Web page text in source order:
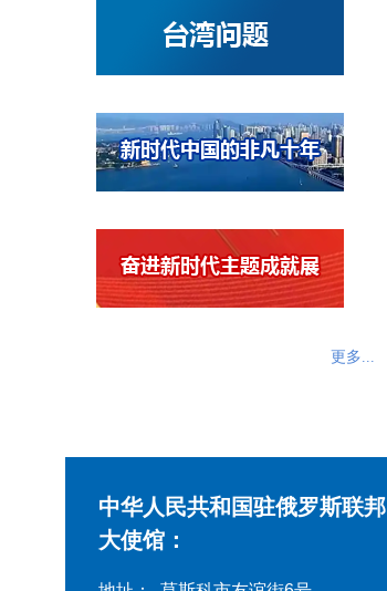
更多...
中华人民共和国驻俄罗斯联邦
大使馆：